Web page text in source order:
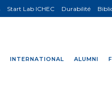
INTERNATIONAL ALUMNI
Start Lab ICHEC Durabilité